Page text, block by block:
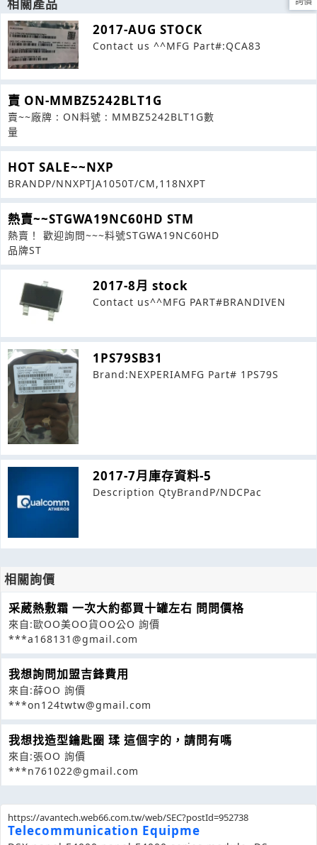
相關產品
2017-AUG STOCK
Contact us ^^MFG Part#:QCA83
賣 ON-MMBZ5242BLT1G
賣~~廠牌 : ON料號 : MMBZ5242BLT1G數
量
HOT SALE~~NXP
BRANDP/NNXPTJA1050T/CM,118NXPT
熱賣~~STGWA19NC60HD STM
熱賣！ 歡迎詢問~~~料號STGWA19NC60HD
品牌ST
2017-8月 stock
Contact us^^MFG PART#BRANDIVEN
1PS79SB31
Brand:NEXPERIAMFG Part# 1PS79S
2017-7月庫存資料-5
Description QtyBrandP/NDCPac
相關詢價
采葳熱敷霜 一次大約都買十罐左右 問問價格
來自:歐OO美OO貨OO公O 詢價
***a168131@gmail.com
我想詢問加盟吉鋒費用
來自:薛OO 詢價
***on124twtw@gmail.com
我想找造型鑰匙圈 瑈 這個字的，請問有嗎
來自:張OO 詢價
***n761022@gmail.com
https://avantech.web66.com.tw/web/SEC?postId=952738
Telecommunication Equipme